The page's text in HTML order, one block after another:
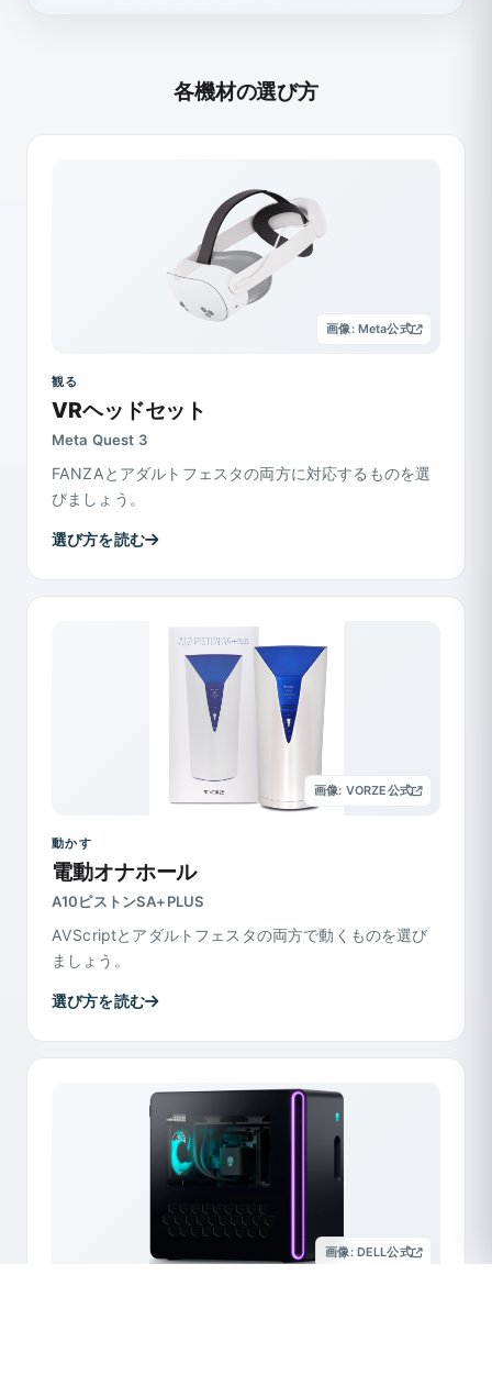
各機材の選び方
画像: Meta公式
観る
VRヘッドセット
Meta Quest 3
FANZAとアダルトフェスタの両方に対応するものを選
びましょう。
選び方を読む
画像: VORZE公式
動かす
電動オナホール
A10ピストンSA+PLUS
AVScriptとアダルトフェスタの両方で動くものを選び
ましょう。
選び方を読む
画像: DELL公式